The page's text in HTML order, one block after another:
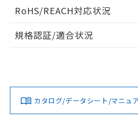
ドすることができます。
ログイン/会員登
ダウンロードデータをご利用いただく
みください。
ソフトウェアの使用条件
RoHS/REACH対応状況
EU RoHS 注意事項・凡例
対応済み
規格認証/適合状況
カタログ/データシート/マニュ
していることから、特段のこ
り、2022年1月12日より割愛
す。